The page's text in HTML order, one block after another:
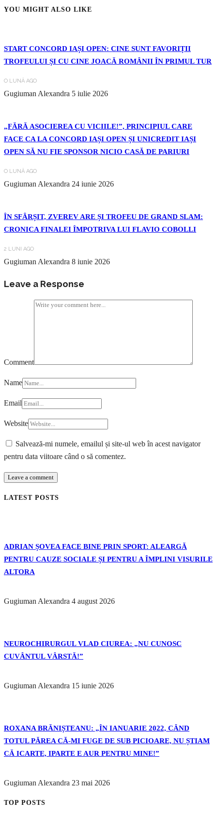
YOU MIGHT ALSO LIKE
START CONCORD IAȘI OPEN: CINE SUNT FAVORIȚII
TROFEULUI ȘI CU CINE JOACĂ ROMÂNII ÎN PRIMUL TUR
O LUNĂ AGO
Gugiuman Alexandra 5 iulie 2026
„FĂRĂ ASOCIEREA CU VICIILE!”, PRINCIPIUL CARE
FACE CA LA CONCORD IAȘI OPEN ȘI UNICREDIT IAȘI
OPEN SĂ NU FIE SPONSOR NICIO CASĂ DE PARIURI
O LUNĂ AGO
Gugiuman Alexandra 24 iunie 2026
ÎN SFÂRȘIT, ZVEREV ARE ȘI TROFEU DE GRAND SLAM:
CRONICA FINALEI ÎMPOTRIVA LUI FLAVIO COBOLLI
2 LUNI AGO
Gugiuman Alexandra 8 iunie 2026
Leave a Response
Comment
Name
Email
Website
Salvează-mi numele, emailul și site-ul web în acest navigator
pentru data viitoare când o să comentez.
LATEST POSTS
ADRIAN ȘOVEA FACE BINE PRIN SPORT: ALEARGĂ
PENTRU CAUZE SOCIALE ȘI PENTRU A ÎMPLINI VISURILE
ALTORA
Gugiuman Alexandra 4 august 2026
NEUROCHIRURGUL VLAD CIUREA: „NU CUNOSC
CUVÂNTUL VÂRSTĂ!”
Gugiuman Alexandra 15 iunie 2026
ROXANA BRĂNIȘTEANU: „ÎN IANUARIE 2022, CÂND
TOTUL PĂREA CĂ-MI FUGE DE SUB PICIOARE, NU ȘTIAM
CĂ ICARTE, IPARTE E AUR PENTRU MINE!”
Gugiuman Alexandra 23 mai 2026
TOP POSTS